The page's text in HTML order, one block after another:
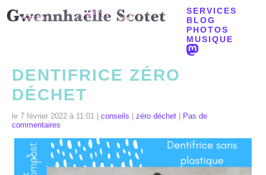
SERVICES
BLOG
PHOTOS
MUSIQUE
DENTIFRICE ZÉRO
DÉCHET
le 7 février 2022 à 11:01 | conseils zéro déchet
Pas de
commentaires